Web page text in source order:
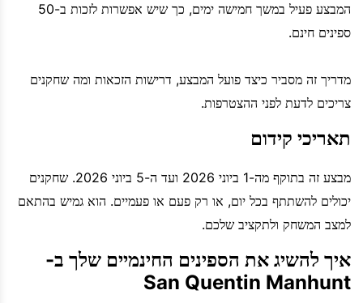
המבצע פעיל במשך חמישה ימים, כך שיש אפשרות לזכות ב-50
ספינים חינם.
מדריך זה מסביר כיצד פועל המבצע, דרישות הזכאות ומה שחקנים
צריכים לדעת לפני ההצטרפות.
תאריכי קידום
מבצע זה בתוקף מה-1 ביוני 2026 ועד ה-5 ביוני 2026. שחקנים
יכולים להשתתף בכל יום, או רק פעם או פעמיים. הוא גמיש בהתאם
למצב המשחק ולתקציב שלכם.
איך להשיג את הספינים החינמיים שלך ב-
San Quentin Manhunt